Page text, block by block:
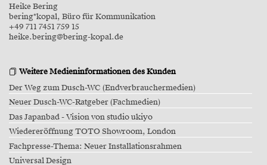
Heike Bering
bering*kopal, Büro für Kommunikation
+49 711 7451 759 15
heike.bering@bering-kopal.de
Weitere Medieninformationen des Kunden
Der Weg zum Dusch-WC (Endverbrauchermedien)
Neuer Dusch-WC-Ratgeber (Fachmedien)
Das Japanbad - Vision von studio ukiyo
Wiedereröffnung TOTO Showroom, London
Fachpresse-Thema: Neuer Installationsrahmen
Universal Design